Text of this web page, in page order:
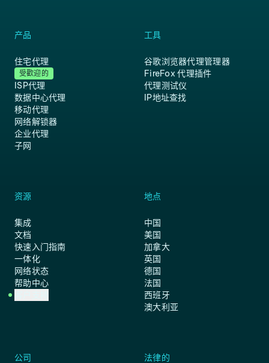
产品
住宅代理
受歡迎的
ISP代理
数据中心代理
移动代理
网络解锁器
企业代理
子网
工具
谷歌浏览器代理管理器
FireFox 代理插件
代理测试仪
IP地址查找
资源
集成
文档
快速入门指南
一体化
网络状态
帮助中心
地点
中国
美国
加拿大
英国
德国
法国
西班牙
澳大利亚
公司 法律的